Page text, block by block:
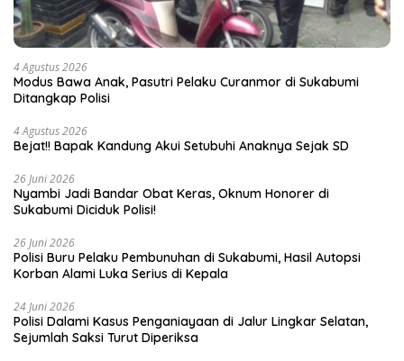
4 Agustus 2026
Modus Bawa Anak, Pasutri Pelaku Curanmor di Sukabumi
Ditangkap Polisi
4 Agustus 2026
Bejat!! Bapak Kandung Akui Setubuhi Anaknya Sejak SD
26 Juni 2026
Nyambi Jadi Bandar Obat Keras, Oknum Honorer di
Sukabumi Diciduk Polisi!
26 Juni 2026
Polisi Buru Pelaku Pembunuhan di Sukabumi, Hasil Autopsi
Korban Alami Luka Serius di Kepala
24 Juni 2026
Polisi Dalami Kasus Penganiayaan di Jalur Lingkar Selatan,
Sejumlah Saksi Turut Diperiksa